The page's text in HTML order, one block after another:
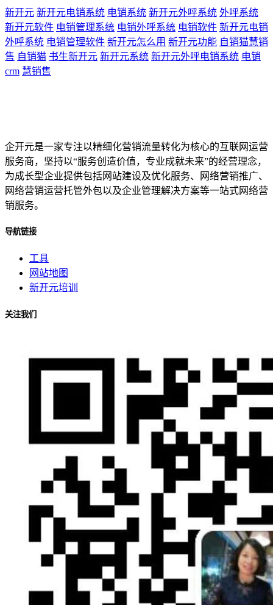
新开元 新开元电销系统 电销系统 新开元外呼系统 外呼系统
新开元软件 电销管理系统 电销外呼系统 电销软件 新开元电销
外呼系统 电销管理软件 新开元怎么用 新开元功能 自销猫慧销
售 自销猫 书生新开元 新开元系统 新开元外呼电销系统 电销
crm 慧销售
企开元是一家专注以精细化营销流量转化为核心的互联网运营
服务商，坚持以“服务创造价值，专业成就未来”的经营理念，
为成长型企业提供包括网站建设及优化服务、网络营销推广、
网络营销运营托管外包以及企业管理解决方案等一站式网络营
销服务。
导航链接
工具
网站地图
新开元培训
关注我们